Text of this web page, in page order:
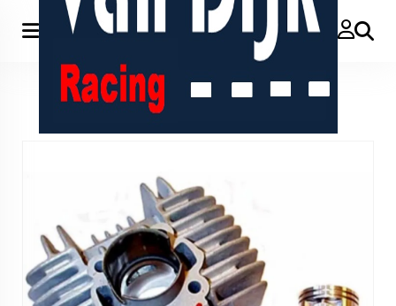
Zoeken
Tomos 65cc airsal 44mm a35 a52 membraan